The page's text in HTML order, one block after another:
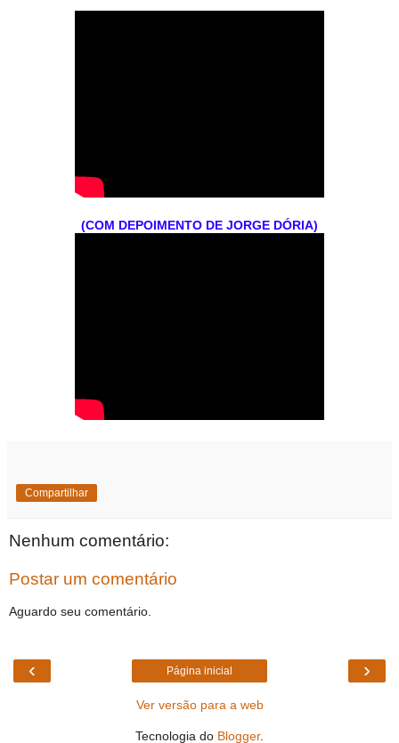
(COM DEPOIMENTO DE JORGE DÓRIA)
Compartilhar
Nenhum comentário:
Postar um comentário
Aguardo seu comentário.
‹ ›
Página inicial
Ver versão para a web
Tecnologia do Blogger.